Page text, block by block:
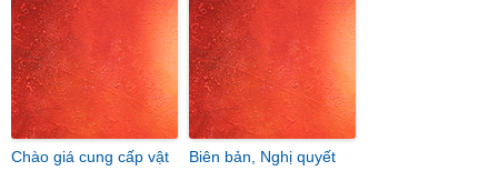
Chào giá cung cấp vật
Biên bản, Nghị quyết